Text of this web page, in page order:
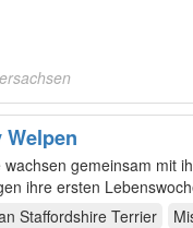
gemeinsam mit
ihre ersten
Staffordshire Terrier